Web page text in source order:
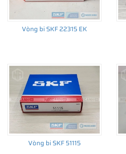
•
• Xuất xứ vòng bi SKF chính hãng ở đâu?
Chất lượng vòng bi SKF chính hãng
Vòng bi SKF 22315 EK
Vòng bi SKF 51115